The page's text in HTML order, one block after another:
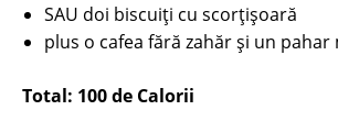
SAU doi biscuiți cu scorțișoară
plus o cafea fără zahăr şi un pahar
Total: 100 de Calorii